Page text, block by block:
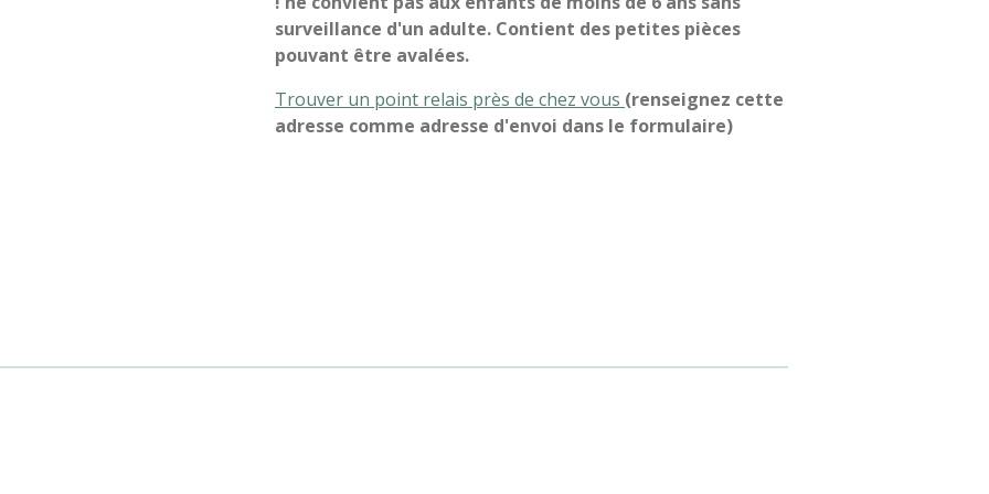
surveillance d'un adulte. Contient des petites pièces
pouvant être avalées.
Trouver un point relais près de chez vous (renseignez cette
adresse comme adresse d'envoi dans le formulaire)